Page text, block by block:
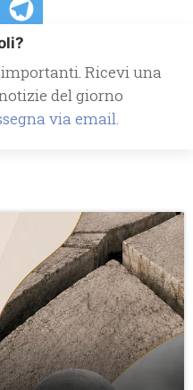
Ricevi una
del giorno
via email.